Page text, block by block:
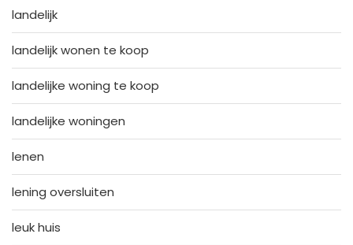
landelijk
landelijk wonen te koop
landelijke woning te koop
landelijke woningen
lenen
lening oversluiten
leuk huis